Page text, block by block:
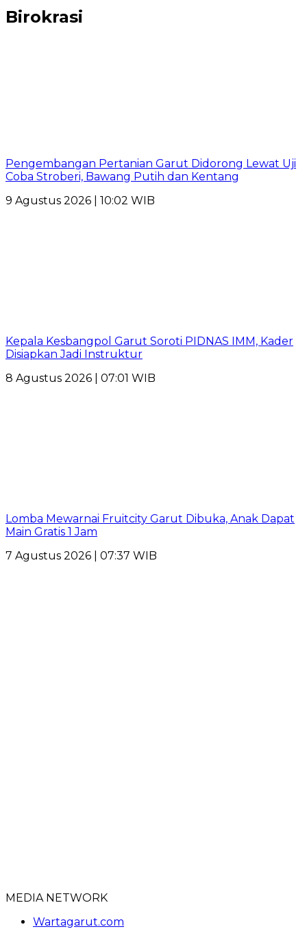
Birokrasi
Pengembangan Pertanian Garut Didorong Lewat Uji
Coba Stroberi, Bawang Putih dan Kentang
9 Agustus 2026 | 10:02 WIB
Kepala Kesbangpol Garut Soroti PIDNAS IMM, Kader
Disiapkan Jadi Instruktur
8 Agustus 2026 | 07:01 WIB
Lomba Mewarnai Fruitcity Garut Dibuka, Anak Dapat
Main Gratis 1 Jam
7 Agustus 2026 | 07:37 WIB
MEDIA NETWORK
Wartagarut.com